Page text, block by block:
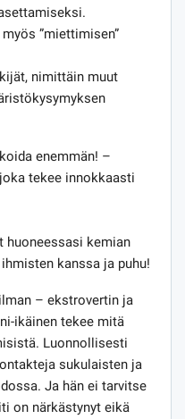
”miettimisen”
nimittäin muut
enemmän! –
tekee innokkaasti
huoneessasi kemian
kanssa ja puhu!
– ekstrovertin ja
ikäinen tekee mitä
Luonnollisesti
sukulaisten ja
Ja hän ei tarvitse
on närkästynyt eikä